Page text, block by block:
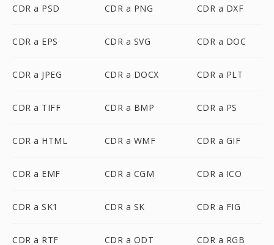
CDR a PSD CDR a PNG CDR a DXF
CDR a EPS CDR a SVG CDR a DOC
CDR a JPEG CDR a DOCX CDR a PLT
CDR a TIFF CDR a BMP CDR a PS
CDR a HTML CDR a WMF CDR a GIF
CDR a EMF CDR a CGM CDR a ICO
CDR a SK1 CDR a SK CDR a FIG
CDR a RTF CDR a ODT CDR a RGB